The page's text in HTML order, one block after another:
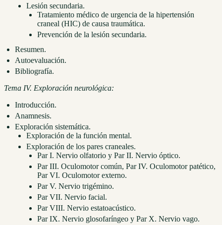
Lesión secundaria.
Tratamiento médico de urgencia de la hipertensión
craneal (HIC) de causa traumática.
Prevención de la lesión secundaria.
Resumen.
Autoevaluación.
Bibliografía.
Tema IV. Exploración neurológica:
Introducción.
Anamnesis.
Exploración sistemática.
Exploración de la función mental.
Exploración de los pares craneales.
Par I. Nervio olfatorio y Par II. Nervio óptico.
Par III. Oculomotor común, Par IV. Oculomotor patético,
Par VI. Oculomotor externo.
Par V. Nervio trigémino.
Par VII. Nervio facial.
Par VIII. Nervio estatoacústico.
Par IX. Nervio glosofaríngeo y Par X. Nervio vago.